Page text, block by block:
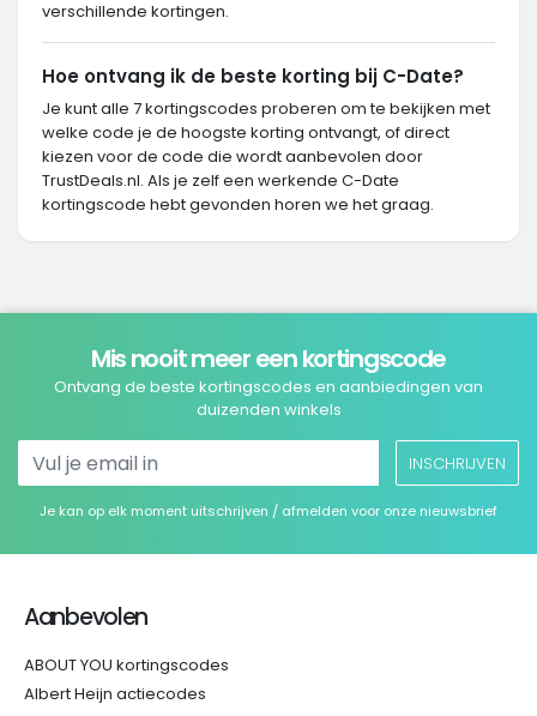
verschillende kortingen.
Hoe ontvang ik de beste korting bij C-Date?
Je kunt alle 7 kortingscodes proberen om te bekijken met
welke code je de hoogste korting ontvangt, of direct
kiezen voor de code die wordt aanbevolen door
TrustDeals.nl. Als je zelf een werkende C-Date
kortingscode hebt gevonden horen we het graag.
Mis nooit meer een kortingscode
Ontvang de beste kortingscodes en aanbiedingen van
duizenden winkels
INSCHRIJVEN
Je kan op elk moment uitschrijven / afmelden voor onze nieuwsbrief
Aanbevolen
ABOUT YOU kortingscodes
Albert Heijn actiecodes